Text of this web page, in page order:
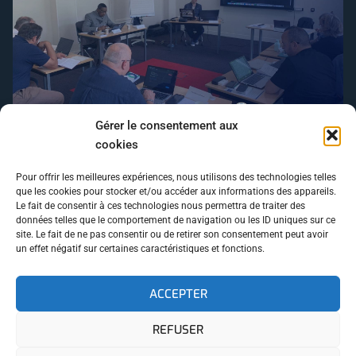
Gérer le consentement aux
cookies
Pour offrir les meilleures expériences, nous utilisons des technologies telles
que les cookies pour stocker et/ou accéder aux informations des appareils.
Le fait de consentir à ces technologies nous permettra de traiter des
données telles que le comportement de navigation ou les ID uniques sur ce
site. Le fait de ne pas consentir ou de retirer son consentement peut avoir
un effet négatif sur certaines caractéristiques et fonctions.
ACCEPTER
REFUSER
Comment fabrique-t-on un dispositif qui
transforme un conseil d’administration en cellule
de crise crédible pendant deux jours ?
15/06/2026
SUIVEZ NOUS